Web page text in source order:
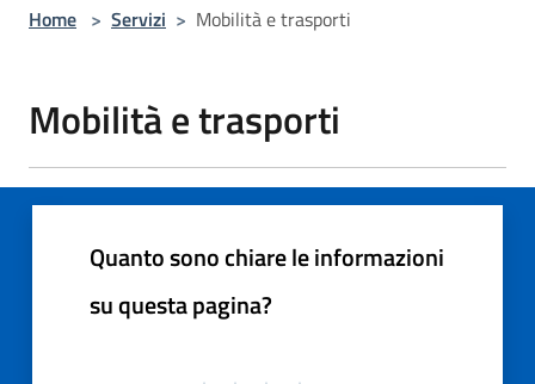
Home > Servizi > Mobilità e trasporti
Mobilità e trasporti
Quanto sono chiare le informazioni
su questa pagina?